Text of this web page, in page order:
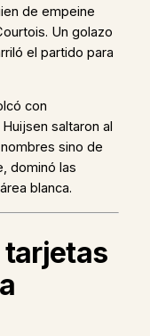
de empeine
Un golazo
el partido para
con
saltaron al
sino de
dominó las
blanca.